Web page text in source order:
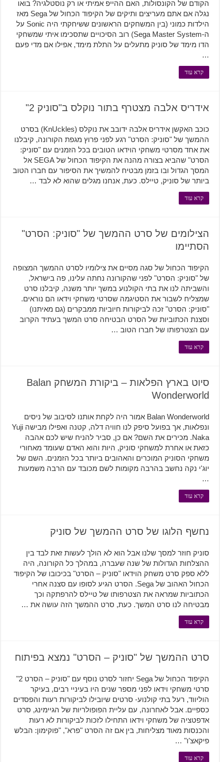
הקודם של הקונסולות, האם ההייפ אמיתי או רק נוסטלגיה? בואו
נגלה אם אתם מעריצים ותיקים של הקיפוד הכחול של Sega מאז
הילדות כמוני (בין המשחקים הראשונים ששיחקתי היה Sonic על
ה-Sega Master System) רוב הסיכויים שתסכימו איתי שמשחקי
הדו מימד של סוניק מתעלים על התלת מימד, אפילו אם מדי פעם
…
קרא עוד
אידריס אלבה מצטרף בתור נוקלס ב"סוניק 2"
כוכב האקשן אידריס אלבה ידובב את נוקלס (KnUckles) בסרט
ההמשך של "סוניק: הסרט" רגע לפני פרוץ מגפת הקורונה, קיבלנו
את אחד מסרטי משחקי הוידאו הטובים בכל הזמנים עם "סוניק:
הסרט" שהביא בצורה מהנה את הקיפוד הכחול של SEGA אל
המסך הגדול ובו בזמן מבטיח להמשיך את הסיפור עם חברו הטוב
ביותר של סוניק, טיילס. כעת, אנחנו מגלים שהוא לא לבד …
קרא עוד
הצילומים של סרט ההמשך של "סוניק: הסרט"
הסתיימו
הקיפוד הכחול של סגה מסיים את צילומיו לסרט ההמשך המצופה
של "סוניק: הסרט" לפני שהקורונה נחתה עלינו, פה בישראל,
והשביתה לנו את בתי הקולנוע במשך יותר משנה, קיבלנו סרט
שמצליח לשבור את הסטיגמה שסרטי משחקי וידאו הם נוראים.
"סוניק: הסרט" זכה לביקורות חיוביות ממבקרים (גם מאיתנו)
וסצנת הכתוביות של הסרט הבטיחה סרט המשך בעתיד הקרוב
עם הצטרפותו של חברו הטוב …
קרא עוד
סיוט בארץ הפלאות – ביקורת המשחק Balan
Wonderworld
Balan Wonderworld אמור היה לקחת אותנו לסיבוב של ניסים
ונפלאות, אך בפועל סיפק לנו חוויה דלה, קטנה ואפילו מבישה Yuji
Naka. מכירים את השם? אם כן, סביר להניח שיש לכם אהבה
כזאת או אחרת למשחקי סוניק, היות והוא האדם שעומד מאחורי
משחקי הסוניק המוכרים והאהובים ביותר בכל הזמנים. השם של
יוג'י נקה נחשב בהרבה מקומות לשם מכובד עם הרבה משמעות
…
קרא עוד
נחשף הלוגו של סרט ההמשך של סוניק
סוניק חוזר למסך שלנו אבל הוא לא הולך לעשות זאת לבד בין
ההצלחות הגדולות של שנה שעברה, במהלך כל הקורונה, היה
ללא ספק סרט משחק הוידאו "סוניק – הסרט" בכיכובו של הקיפוד
הכחול האהוב של Sega. הסרט הגיע לסופו עם סצנה אחרי
הכתוביות שמראה את הצטרפותו של טיילס להרפתקה וכך
מבטיחה לנו סרט המשך. כעת, סרט ההמשך הזה עושה את …
קרא עוד
סרט ההמשך של "סוניק – הסרט" נמצא בפיתוח
הקיפוד הכחול של Sega יחזור לסרט נוסף עם "סוניק – הסרט 2"
סרטי משחקי וידאו לפני מספר שנים היו בעיניי רבים, בעיקר
הוליווד, רעל בתי קולנוע- סרטים שיובילו לביקורות רעות והפסדים
כספיים. אבל לאחרונה, עם עליית הפופולריות של הגיימינג, סרט
אדפטציה של משחקי וידאו התחילו לזכות לביקורות לא רעות
והכנסות מאוד מצליחות, בין אם זה הסרט "פרא", "פוקימון: הבלש
פיקאצ'ו" …
קרא עוד